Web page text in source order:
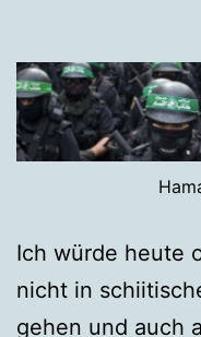
Ich würde heute
nicht in
gehen und auch